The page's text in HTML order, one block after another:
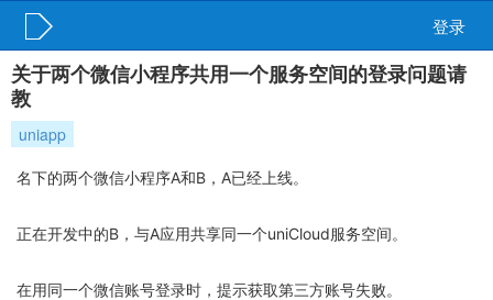
登录
关于两个微信小程序共用一个服务空间的登录问题请
教
uniapp
名下的两个微信小程序A和B，A已经上线。
正在开发中的B，与A应用共享同一个uniCloud服务空间。
在用同一个微信账号登录时，提示获取第三方账号失败。